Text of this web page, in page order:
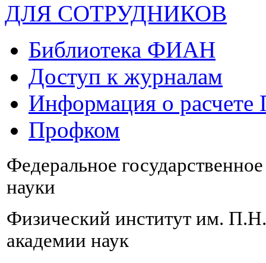
ДЛЯ СОТРУДНИКОВ
Библиотека ФИАН
Доступ к журналам
Информация о
Профком
Федеральное
науки
Физический институт им.
академии наук